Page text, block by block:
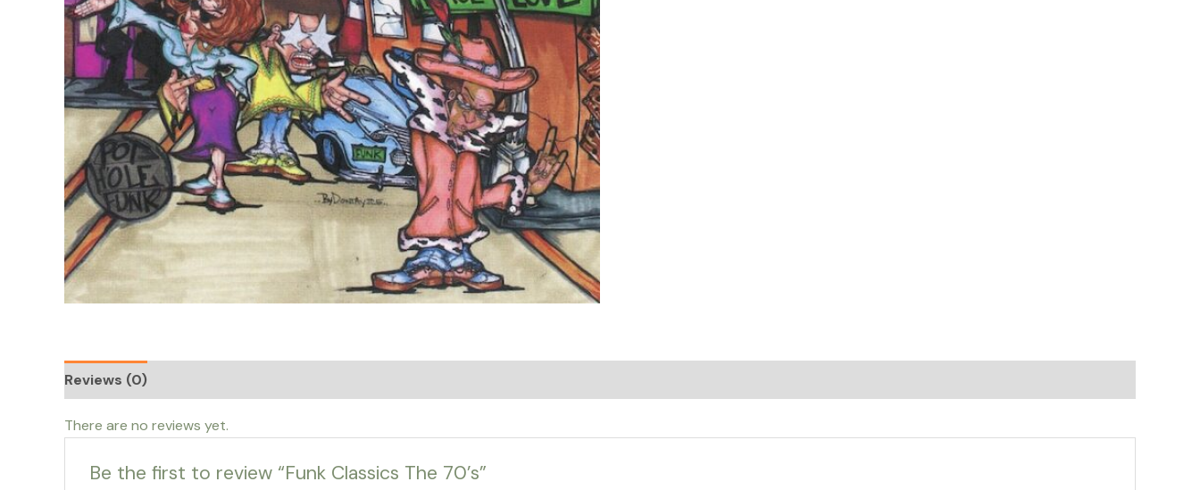
Reviews (0)
There are no reviews yet.
Be the first to review “Funk Classics The 70’s”